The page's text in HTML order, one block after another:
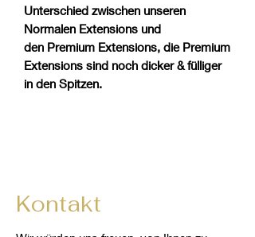
Unterschied zwischen unseren
Normalen Extensions und
den Premium Extensions, die Premium
Extensions sind noch dicker & fülliger
in den Spitzen.
Kontakt